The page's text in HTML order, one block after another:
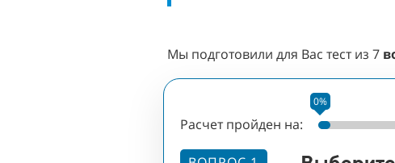
Мы подготовили для Вас тест из 7
Расчет пройден на:
0%